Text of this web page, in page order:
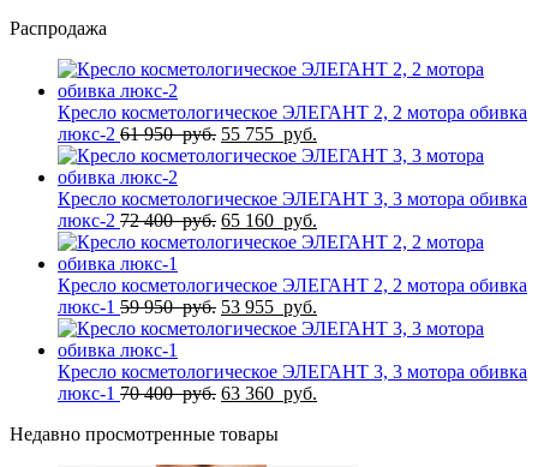
Распродажа
Кресло косметологическое ЭЛЕГАНТ 2, 2 мотора обивка
люкс-2 61 950руб. Первоначальная
цена
61
950
руб..
55 755 руб.
цена:
755
Кресло косметологическое ЭЛЕГАНТ 3, 3 мотора обивка
люкс-2 72 400руб. Первоначальная
цена
72
400
руб..
65 160 руб.
цена:
160
Кресло косметологическое ЭЛЕГАНТ 2, 2 мотора обивка
люкс-1 59 950руб. Первоначальная
цена
59
950
53 955 руб.
цена:
955
Кресло косметологическое ЭЛЕГАНТ 3, 3 мотора обивка
люкс-1 70 400руб. Первоначальная
составляла
63 360 руб.
Недавно просмотренные товары